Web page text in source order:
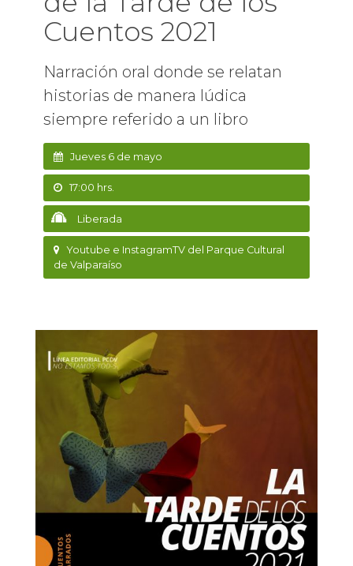
Cuentos 2021
Narración oral donde se relatan
historias de manera lúdica
siempre referido a un libro
Jueves 6 de mayo
17:00 hrs.
Liberada
Youtube e InstagramTV del Parque Cultural
de Valparaíso